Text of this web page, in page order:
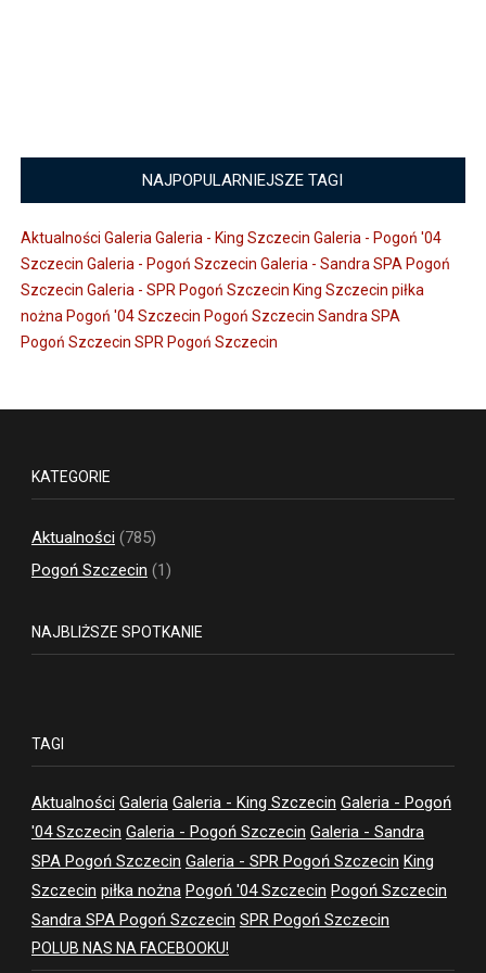
NAJPOPULARNIEJSZE TAGI
Aktualności Galeria Galeria - King Szczecin Galeria - Pogoń '04
Szczecin Galeria - Pogoń Szczecin Galeria - Sandra SPA Pogoń
Szczecin Galeria - SPR Pogoń Szczecin King Szczecin piłka
nożna Pogoń '04 Szczecin Pogoń Szczecin Sandra SPA
Pogoń Szczecin SPR Pogoń Szczecin
KATEGORIE
Aktualności (785)
Pogoń Szczecin (1)
NAJBLIŻSZE SPOTKANIE
TAGI
Aktualności Galeria Galeria - King Szczecin Galeria - Pogoń
'04 Szczecin Galeria - Pogoń Szczecin Galeria - Sandra
SPA Pogoń Szczecin Galeria - SPR Pogoń Szczecin King
Szczecin piłka nożna Pogoń '04 Szczecin Pogoń Szczecin
Sandra SPA Pogoń Szczecin SPR Pogoń Szczecin
POLUB NAS NA FACEBOOKU!